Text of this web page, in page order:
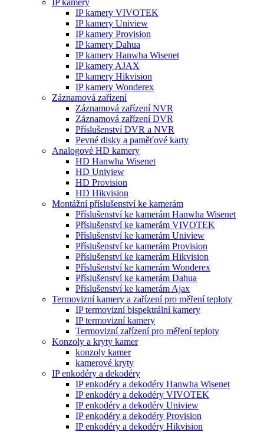
IP kamery VIVOTEK
IP kamery Uniview
IP kamery Provision
IP kamery Dahua
IP kamery Hanwha Wisenet
IP kamery AJAX
IP kamery Hikvision
IP kamery Wonderex
Záznamová zařízení
Záznamová zařízení NVR
Záznamová zařízení DVR
Příslušenství DVR a NVR
Pevné disky a paměťové karty
Analogové HD kamery
HD Hanwha Wisenet
HD Uniview
HD Provision
HD Hikvision
Montážní příslušenství ke kamerám
Příslušenství ke kamerám Hanwha Wisenet
Příslušenství ke kamerám VIVOTEK
Příslušenství ke kamerám Uniview
Příslušenství ke kamerám Provision
Příslušenství ke kamerám Hikvision
Příslušenství ke kamerám Wonderex
Příslušenství ke kamerám Dahua
Příslušenství ke kamerám Ajax
Termovizní kamery a zařízení pro měření teploty
IP termovizní bispektrální kamery
IP termovizní kamery
Termovizní zařízení pro měření teploty
Konzoly a kryty kamer
konzoly kamer
kamerové kryty
IP enkodéry a dekodéry
IP enkodéry a dekodéry Hanwha Wisenet
IP enkodéry a dekodéry VIVOTEK
IP enkodéry a dekodéry Uniview
IP enkodéry a dekodéry Provision
IP enkodéry a dekodéry Hikvision